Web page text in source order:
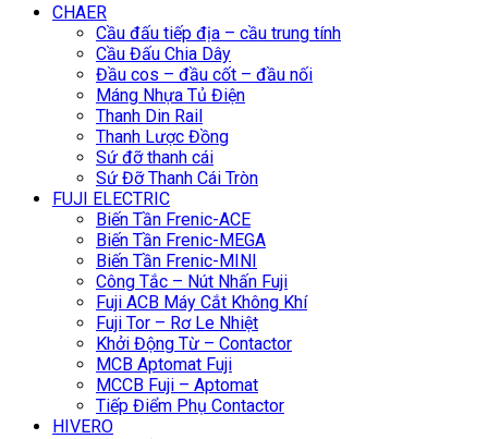
CHAER
Cầu đấu tiếp địa – cầu trung tính
Cầu Đấu Chia Dây
Đầu cos – đầu cốt – đầu nối
Máng Nhựa Tủ Điện
Thanh Din Rail
Thanh Lược Đồng
Sứ đỡ thanh cái
Sứ Đỡ Thanh Cái Tròn
FUJI ELECTRIC
Biến Tần Frenic-ACE
Biến Tần Frenic-MEGA
Biến Tần Frenic-MINI
Công Tắc – Nút Nhấn Fuji
Fuji ACB Máy Cắt Không Khí
Fuji Tor – Rơ Le Nhiệt
Khởi Động Từ – Contactor
MCB Aptomat Fuji
MCCB Fuji – Aptomat
Tiếp Điểm Phụ Contactor
HIVERO